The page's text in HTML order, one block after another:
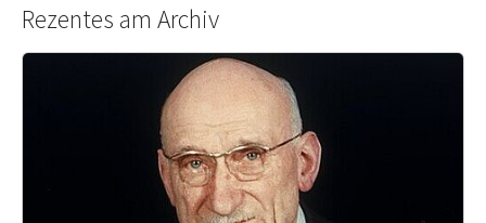
Rezentes am Archiv